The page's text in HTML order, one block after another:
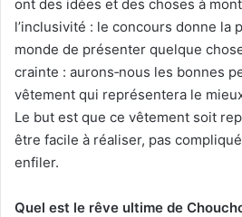
ont des idées et des choses à
l’inclusivité : le concours donne la
monde de présenter quelque
crainte : aurons‑nous les bonnes
vêtement qui représentera le
Le but est que ce vêtement soit
être facile à réaliser, pas
enfiler.
Quel est le rêve ultime de